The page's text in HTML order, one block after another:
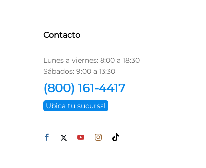
Contacto
Lunes a viernes: 8:00 a 18:30
Sábados: 9:00 a 13:30
(800) 161-4417
Ubica tu sucursal